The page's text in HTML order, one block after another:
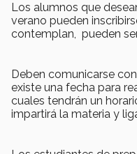
Los alumnos que
verano pueden
contemplan, pueden
Deben comunicarse
existe una fecha para
cuales tendrán un
impartirá la materia y